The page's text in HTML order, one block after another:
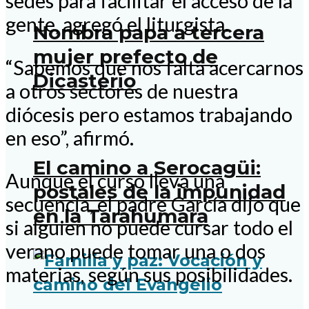
Nombra papa a tercera
mujer prefecto de
Dicasterio
El camino a Serocagüi:
postales de la impunidad
en la Tarahumara
gente, agregó el liturgista.
“Sabemos que nos falta acercarnos
a otros sectores de nuestra
diócesis pero estamos trabajando
en eso”, afirmó.
Aunque el curso lleva una
secuencia, el padre García dijo que
si alguien no puede cursar todo el
verano puede tomar una o dos
materias, según sus posibilidades.